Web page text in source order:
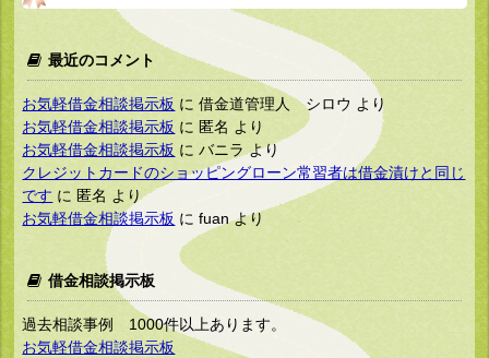
最近のコメント
お気軽借金相談掲示板 に借金道管理人 シロウ より
お気軽借金相談掲示板 に 匿名 より
お気軽借金相談掲示板 にバニラ より
クレジットカードのショッピングローン常習者は借金漬けと同じ
です に 匿名 より
お気軽借金相談掲示板 にfuanより
借金相談掲示板
過去相談事例 1000件以上あります。
お気軽借金相談掲示板